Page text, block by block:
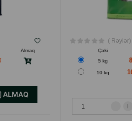
Almaq
ALMAQ
( Rəylər)
Çəki
5 kg
10 kq